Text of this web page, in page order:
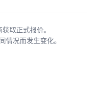
取正式报价。
情况而发生变化。